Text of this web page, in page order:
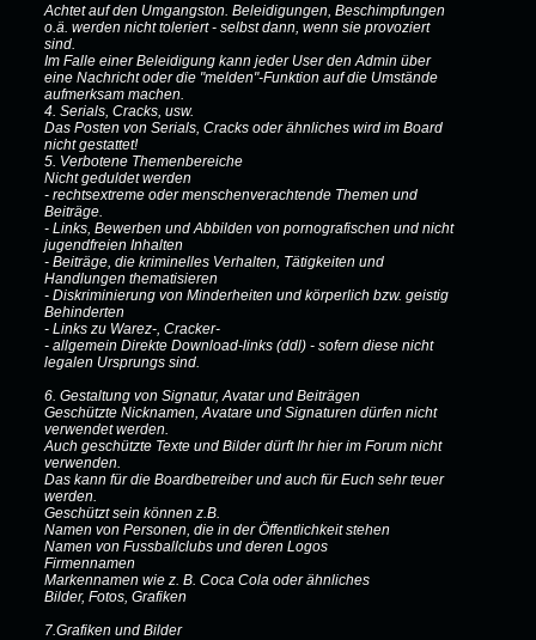
Achtet auf den Umgangston. Beleidigungen, Beschimpfungen
o.ä. werden nicht toleriert - selbst dann, wenn sie provoziert
sind.
Im Falle einer Beleidigung kann jeder User den Admin über
eine Nachricht oder die "melden"-Funktion auf die Umstände
aufmerksam machen.
4. Serials, Cracks, usw.
Das Posten von Serials, Cracks oder ähnliches wird im Board
nicht gestattet!
5. Verbotene Themenbereiche
Nicht geduldet werden
- rechtsextreme oder menschenverachtende Themen und
Beiträge.
- Links, Bewerben und Abbilden von pornografischen und nicht
jugendfreien Inhalten
- Beiträge, die kriminelles Verhalten, Tätigkeiten und
Handlungen thematisieren
- Diskriminierung von Minderheiten und körperlich bzw. geistig
Behinderten
- Links zu Warez-, Cracker-
- allgemein Direkte Download-links (ddl) - sofern diese nicht
legalen Ursprungs sind.
6. Gestaltung von Signatur, Avatar und Beiträgen
Geschützte Nicknamen, Avatare und Signaturen dürfen nicht
verwendet werden.
Auch geschützte Texte und Bilder dürft Ihr hier im Forum nicht
verwenden.
Das kann für die Boardbetreiber und auch für Euch sehr teuer
werden.
Geschützt sein können z.B.
Namen von Personen, die in der Öffentlichkeit stehen
Namen von Fussballclubs und deren Logos
Firmennamen
Markennamen wie z. B. Coca Cola oder ähnliches
Bilder, Fotos, Grafiken
7.Grafiken und Bilder